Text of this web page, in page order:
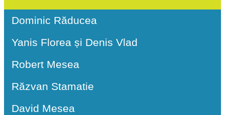
Dominic Răducea
Yanis Florea și Denis Vlad
Robert Mesea
Răzvan Stamatie
David Mesea